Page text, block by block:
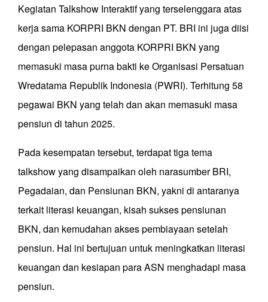
Kegiatan Talkshow Interaktif yang terselenggara atas
kerja sama KORPRI BKN dengan PT. BRI ini juga diisi
dengan pelepasan anggota KORPRI BKN yang
memasuki masa purna bakti ke Organisasi Persatuan
Wredatama Republik Indonesia (PWRI). Terhitung 58
pegawai BKN yang telah dan akan memasuki masa
pensiun di tahun 2025.
Pada kesempatan tersebut, terdapat tiga tema
talkshow yang disampaikan oleh narasumber BRI,
Pegadaian, dan Pensiunan BKN, yakni di antaranya
terkait literasi keuangan, kisah sukses pensiunan
BKN, dan kemudahan akses pembiayaan setelah
pensiun. Hal ini bertujuan untuk meningkatkan literasi
keuangan dan kesiapan para ASN menghadapi masa
pensiun.